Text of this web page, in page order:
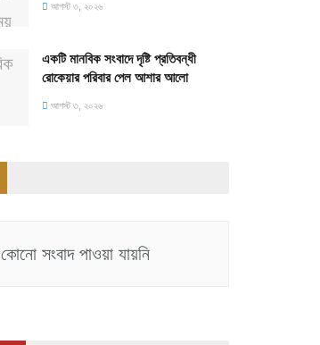
আগস্ট ৩, ২০২৬
একটি মানবিক সংবাদে দৃষ্টি প্রতিবন্ধী
রোকেয়ার পরিবার পেল আশার আলো
আগস্ট ৩, ২০২৬
কোনো সংবাদ পাওয়া যায়নি